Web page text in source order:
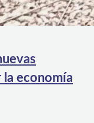
economía